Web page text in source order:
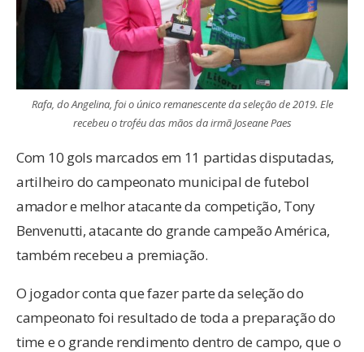
Rafa, do Angelina, foi o único remanescente da seleção de 2019. Ele
recebeu o troféu das mãos da irmã Joseane Paes
Com 10 gols marcados em 11 partidas disputadas,
artilheiro do campeonato municipal de futebol
amador e melhor atacante da competição, Tony
Benvenutti, atacante do grande campeão América,
também recebeu a premiação.
O jogador conta que fazer parte da seleção do
campeonato foi resultado de toda a preparação do
time e o grande rendimento dentro de campo, que o